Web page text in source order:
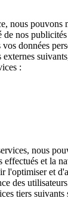
nous pouvons
nos
données
externes
:
nous
effectués et la
l'optimiser et
des
tiers suivants